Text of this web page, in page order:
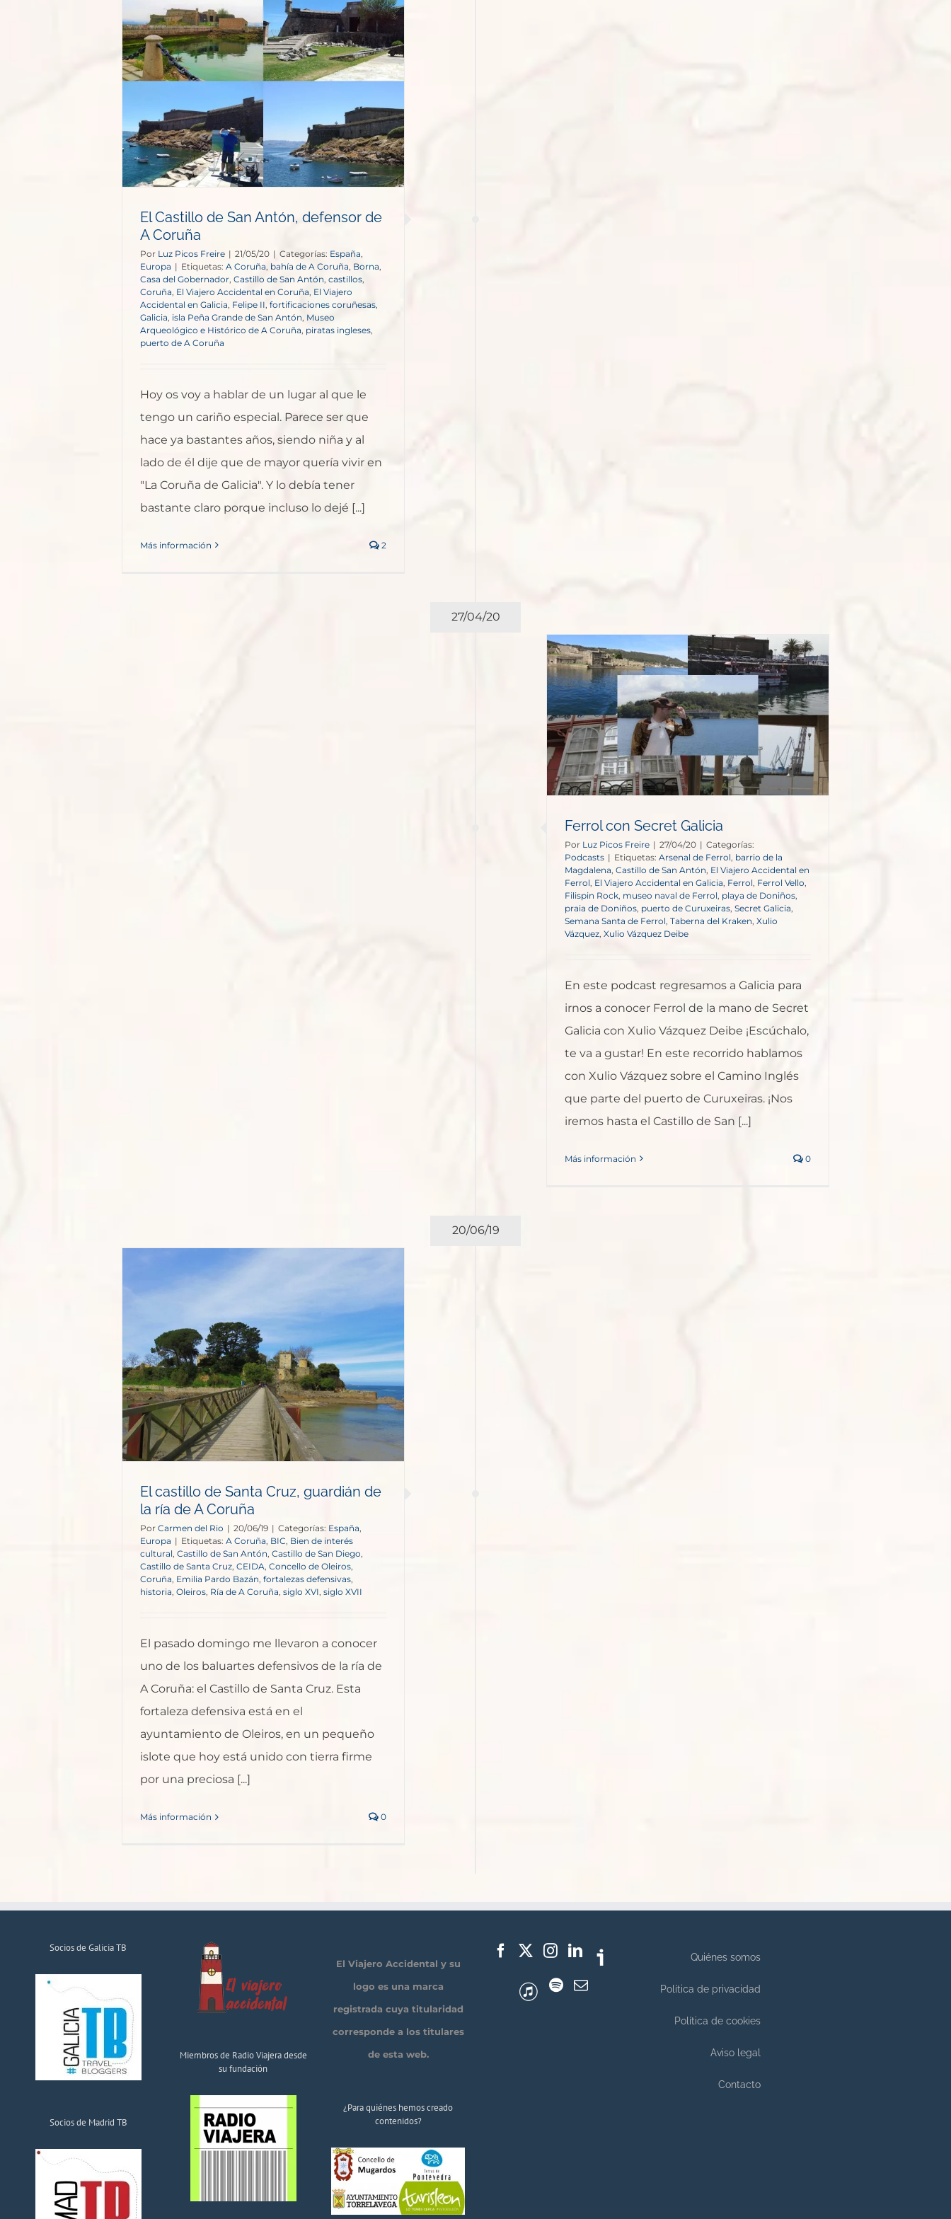
El Castillo de San Antón, defensor de
A Coruña
Por Luz Picos Freire | 21/05/20 | Categorías: España,
Europa | Etiquetas: A Coruña, bahía de A Coruña, Borna
Casa del Gobernador Castillo de San Antón, castillos
Coruña El Viajero Accidental en Coruña El Viajero
Accidental en Galicia Felipe II fortificaciones coruñesas,
Galicia isla Peña Grande de San Antón Museo
Arqueológico e Histórico de A Coruña piratas ingleses,
puerto de A Coruña
Hoy os voy a hablar de un lugar al que le
tengo un cariño especial. Parece ser que
hace ya bastantes años, siendo niña y al
lado de él dije que de mayor quería vivir en
"La Coruña de Galicia". Y lo debía tener
bastante claro porque incluso lo dejé [...]
Más información 2
27/04/20
Ferrol con Secret Galicia
Por Luz Picos Freire | 27/04/20 | Categorías:
Podcasts | Etiquetas: Arsenal de Ferrol barrio de la
Magdalena Castillo de San Antón El Viajero Accidental en
Ferrol El Viajero Accidental en Galicia Ferrol Ferrol Vello
Filispin Rock museo naval de Ferrol, playa de Doniños
praia de Doniños puerto de Curuxeiras, Secret Galicia
Semana Santa de Ferrol Taberna del Kraken Xulio
Vázquez, Xulio Vázquez Deibe
En este podcast regresamos a Galicia para
irnos a conocer Ferrol de la mano de Secret
Galicia con Xulio Vázquez Deibe ¡Escúchalo,
te va a gustar! En este recorrido hablamos
con Xulio Vázquez sobre el Camino Inglés
que parte del puerto de Curuxeiras. ¡Nos
iremos hasta el Castillo de San [...]
Más información 0
20/06/19
El castillo de Santa Cruz, guardián de
la ría de A Coruña
Por Carmen del Rio | 20/06/19 | Categorías: España,
Europa | Etiquetas: A Coruña, BIC, Bien de interés
cultural, Castillo de San Antón, Castillo de San Diego,
Castillo de Santa Cruz, CEIDA, Concello de Oleiros,
Coruña, Emilia Pardo Bazán, fortalezas defensivas,
historia, Oleiros, Ría de A Coruña, siglo XVI, siglo XVII
El pasado domingo me llevaron a conocer
uno de los baluartes defensivos de la ría de
A Coruña: el Castillo de Santa Cruz. Esta
fortaleza defensiva está en el
ayuntamiento de Oleiros, en un pequeño
islote que hoy está unido con tierra firme
por una preciosa [...]
Más información 0
Socios de Galicia TB
Socios de Madrid TB
Miembros de Radio Viajera desde
su fundación
El Viajero Accidental y su
logo es una marca
registrada cuya titularidad
corresponde a los titulares
de esta web.
¿Para quiénes hemos creado
contenidos?
Quiénes somos
Política de privacidad
Política de cookies
Aviso legal
Contacto